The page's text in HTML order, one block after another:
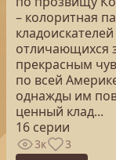
– колоритная
отличающихся
прекрасным
по всей
однажды им
ценный клад...
16 серии
3к 3